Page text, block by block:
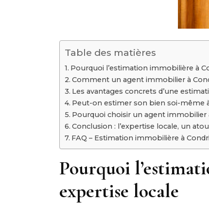
Table des matières
Pourquoi l’estimation immobilière à
Comment un agent immobilier à
Les avantages concrets d’une
Peut-on estimer son bien soi-même
Pourquoi choisir un agent immobilier
Conclusion : l’expertise locale, un
FAQ – Estimation immobilière à
Pourquoi
expertise locale